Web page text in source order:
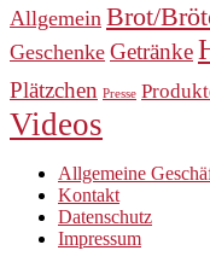
Allgemein Brot/
Geschenke Getränke
Plätzchen Presse
Videos
Allgemeine
Kontakt
Datenschutz
Impressum